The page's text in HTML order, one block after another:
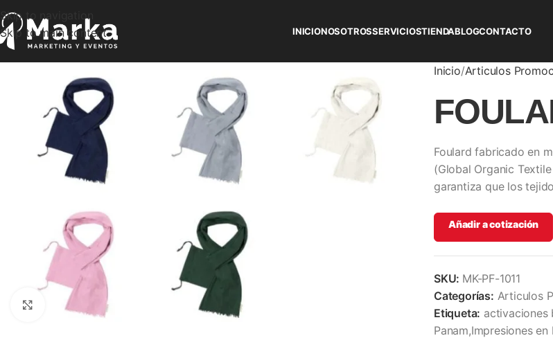
Skip to navigation
Skip to main content
INICIONOSOTROSSERVICIOSTIENDABLOGCONTACTO
Clic para ampliar
Inicio Articulos
Foulard fabricado en
(Global Organic
garantiza que los
Añadir a cotización
SKU: MK-PF-1011
Categorías: Articulos
Etiqueta: activaciones
Panam,Impresiones